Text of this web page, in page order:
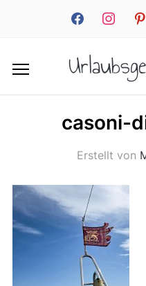
facebookinstagram
casoni-
Erstellt von